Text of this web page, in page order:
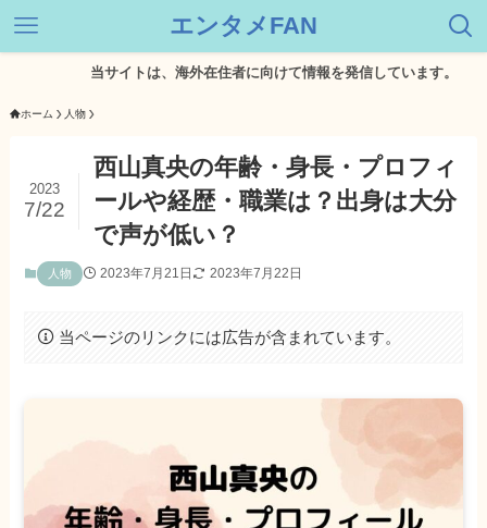
エンタメFAN
当サイトは、海外在住者に向けて情報を発信しています。
ホーム 人物
西山真央の年齢・身長・プロフィ
ールや経歴・職業は？出身は大分
で声が低い？
2023
7/22
人物 2023年7月21日 2023年7月22日
当ページのリンクには広告が含まれています。